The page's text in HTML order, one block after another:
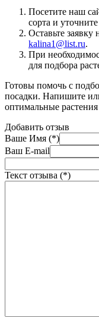
Посетите наш
сорта и
Оставьте
kalina1@list.ru.
При
для подбора
Готовы помочь с
посадки. Напишите
оптимальные
Добавить отзыв
Ваше Имя (*)
Ваш E-mail
Текст отзыва (*)